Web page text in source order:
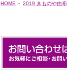
HOME » 2019 きものや由